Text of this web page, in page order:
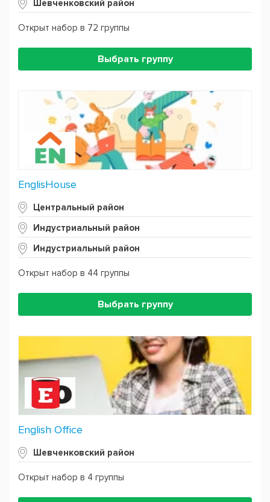
Шевченковский район
Открыт набор в 72 группы
Выбрать группу
EnglisHouse
Центральный район
Индустриальный район
Индустриальный район
Открыт набор в 44 группы
Выбрать группу
English Office
Шевченковский район
Открыт набор в 4 группы